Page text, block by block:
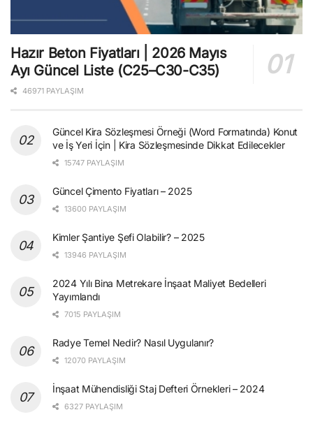
Hazır Beton Fiyatları | 2026 Mayıs
Ayı Güncel Liste (C25–C30-C35)
46971 PAYLAŞIM
Güncel Kira Sözleşmesi Örneği (Word Formatında) Konut
ve İş Yeri İçin | Kira Sözleşmesinde Dikkat Edilecekler
15747 PAYLAŞIM
Güncel Çimento Fiyatları – 2025
13600 PAYLAŞIM
Kimler Şantiye Şefi Olabilir? – 2025
13946 PAYLAŞIM
2024 Yılı Bina Metrekare İnşaat Maliyet Bedelleri
Yayımlandı
7015 PAYLAŞIM
Radye Temel Nedir? Nasıl Uygulanır?
12070 PAYLAŞIM
İnşaat Mühendisliği Staj Defteri Örnekleri – 2024
6327 PAYLAŞIM